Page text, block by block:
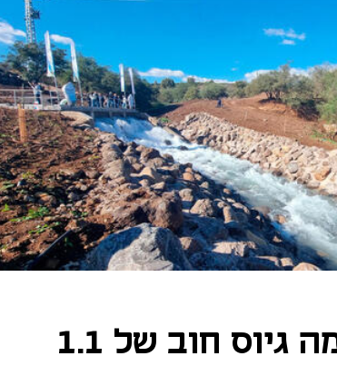
מקורות השלימה גיוס חוב של 1.1